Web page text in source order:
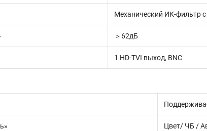
Механический ИК-фильтр
＞62дБ
1 HD-TVI выход, BNC
Цвет/ ЧБ /